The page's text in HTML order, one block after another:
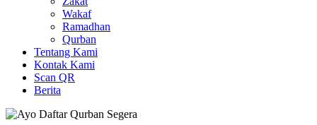
Wakaf
Ramadhan
Qurban
Tentang Kami
Kontak Kami
Scan QR
Berita